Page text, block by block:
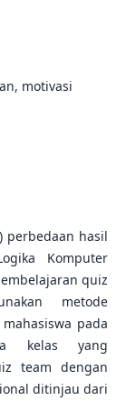
motivasi
perbedaan hasil
Komputer
quiz
metode
pada
kelas yang
team dengan
ditinjau dari